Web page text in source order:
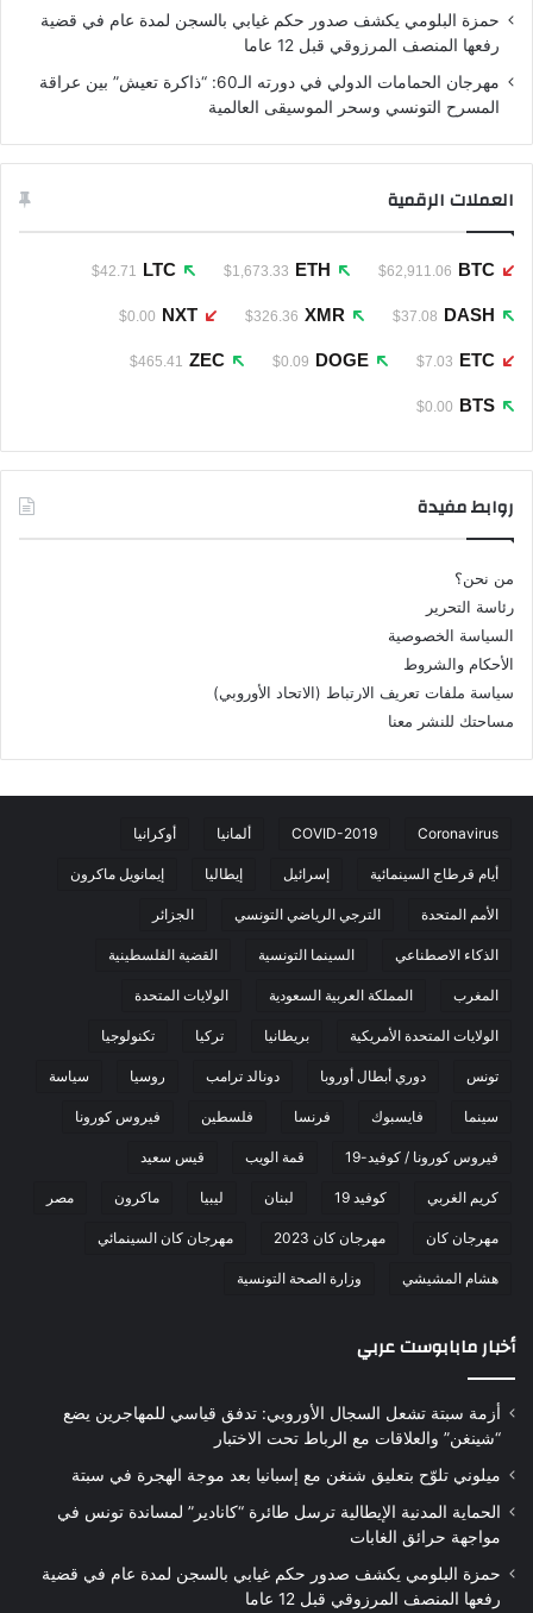
حمزة البلومي يكشف صدور حكم غيابي بالسجن لمدة عام في قضية
رفعها المنصف المرزوقي قبل 12 عاما
مهرجان الحمامات الدولي في دورته الـ60: “ذاكرة تعيش” بين عراقة
المسرح التونسي وسحر الموسيقى العالمية
العملات الرقمية
BTC
$62,911.06
ETH
$1,673.33
LTC
$42.71
DASH
$37.08
XMR
$326.36
NXT
$0.00
ETC
$7.03
DOGE
$0.09
ZEC
$465.41
BTS
$0.00
روابط مفيدة
من نحن؟
رئاسة التحرير
السياسة الخصوصية
الأحكام والشروط
سياسة ملفات تعريف الارتباط (الاتحاد الأوروبي)
مساحتك للنشر معنا
Coronavirus
COVID-2019 ألمانيا أوكرانيا
أيام قرطاج السينمائية إسرائيل إيطاليا إيمانويل ماكرون
الأمم المتحدة الترجي الرياضي التونسي الجزائر
الذكاء الاصطناعي السينما التونسية القضية الفلسطينية
المغرب المملكة العربية السعودية الولايات المتحدة
الولايات المتحدة الأمريكية بريطانيا تركيا تكنولوجيا
تونس دوري أبطال أوروبا دونالد ترامب روسيا سياسة
سينما فايسبوك فرنسا فلسطين فيروس كورونا
فيروس كورونا / كوفيد-19 قمة الويب قيس سعيد
كريم الغربي كوفيد 19 لبنان ليبيا ماكرون مصر
مهرجان كان مهرجان كان 2023 مهرجان كان السينمائي
هشام المشيشي وزارة الصحة التونسية
أخبار مابابوست عربي
أزمة سبتة تشعل السجال الأوروبي: تدفق قياسي للمهاجرين يضع
“شينغن” والعلاقات مع الرباط تحت الاختبار
ميلوني تلوّح بتعليق شنغن مع إسبانيا بعد موجة الهجرة في سبتة
الحماية المدنية الإيطالية ترسل طائرة “كانادير” لمساندة تونس في
مواجهة حرائق الغابات
حمزة البلومي يكشف صدور حكم غيابي بالسجن لمدة عام في قضية
رفعها المنصف المرزوقي قبل 12 عاما